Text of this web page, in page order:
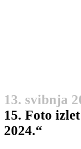
13. svibnja
15. Foto
2024.“